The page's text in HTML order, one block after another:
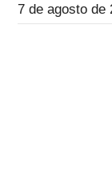
7 de agosto de